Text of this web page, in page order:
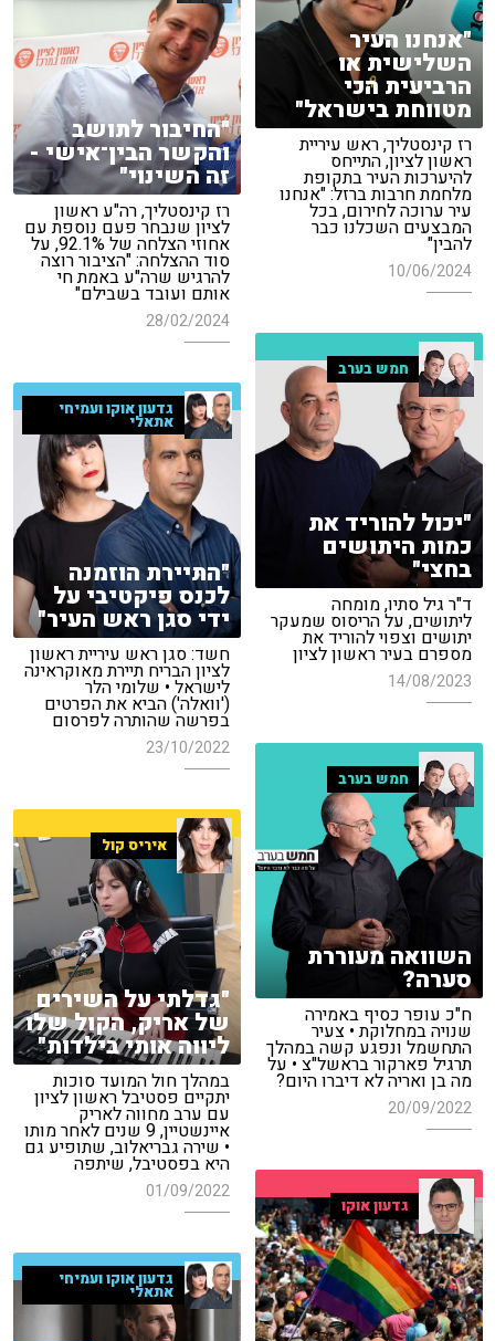
"אנחנו העיר
השלישית או
הרביעית הכי
מטווחת בישראל"
רז קינסטליך, ראש עיריית
ראשון לציון, התייחס
להיערכות העיר בתקופת
מלחמת חרבות ברזל: "אנחנו
עיר ערוכה לחירום, בכל
המבצעים השכלנו כבר
להבין"
10/06/2024
"החיבור לתושב
והקשר הבין־אישי -
זה השינוי"
רז קינסטליך, רה"ע ראשון
לציון שנבחר פעם נוספת עם
אחוזי הצלחה של 92.1%, על
סוד ההצלחה: "הציבור רוצה
להרגיש שרה"ע באמת חי
אותם ועובד בשבילם"
28/02/2024
חמש בערב
"יכול להוריד את
כמות היתושים
בחצי"
ד"ר גיל סתיו, מומחה
ליתושים, על הריסוס שמעקר
יתושים וצפוי להוריד את
מספרם בעיר ראשון לציון
14/08/2023
גדעון אוקו ועמיחי
אתאלי
"התיירת הוזמנה
לכנס פיקטיבי על
ידי סגן ראש העיר"
חשד: סגן ראש עיריית ראשון
לציון הבריח תיירת מאוקראינה
לישראל • שלומי הלר
('וואלה') הביא את הפרטים
בפרשה שהותרה לפרסום
23/10/2022
חמש בערב
השוואה מעוררת
סערה?
ח"כ עופר כסיף באמירה
שנויה במחלוקת • צעיר
התחשמל ונפגע קשה במהלך
תרגיל פארקור בראשל"צ • על
מה בן ואריה לא דיברו היום?
20/09/2022
איריס קול
"גדלתי על השירים
של אריק, הקול שלו
ליווה אותי בילדות"
במהלך חול המועד סוכות
יתקיים פסטיבל ראשון לציון
עם ערב מחווה לאריק
איינשטיין, 9 שנים לאחר מותו
• שירה גבריאלוב, שתופיע גם
היא בפסטיבל, שיתפה
01/09/2022
גדעון אוקו
גדעון אוקו ועמיחי
אתאלי